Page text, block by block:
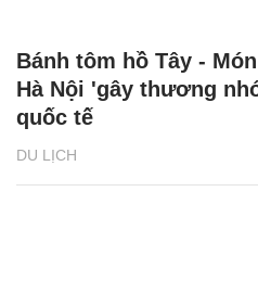
DU LỊCH
Bánh tôm hồ Tây -
Hà Nội 'gây thương
quốc tế